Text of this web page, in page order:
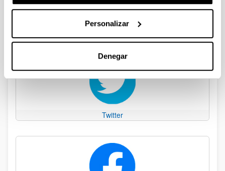
Personalizar
Denegar
EHUkultura Gipuzkoa
Twitter